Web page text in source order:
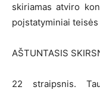
skiriamas atviro
poįstatyminiai teisės
AŠTUNTASIS
22 straipsnis.